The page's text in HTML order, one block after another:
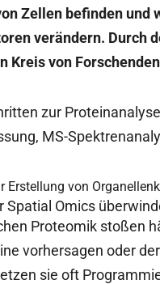
Zellen befinden und
verändern. Durch
Kreis von
Erstellung von
Omics
Proteomik stoßen
vorhersagen oder
sie oft